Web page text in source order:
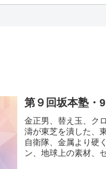
第９回坂本塾・
金正男、替え玉、ク
濤が東芝を潰した、
自衛隊、金属より硬
ン、地球上の素材、